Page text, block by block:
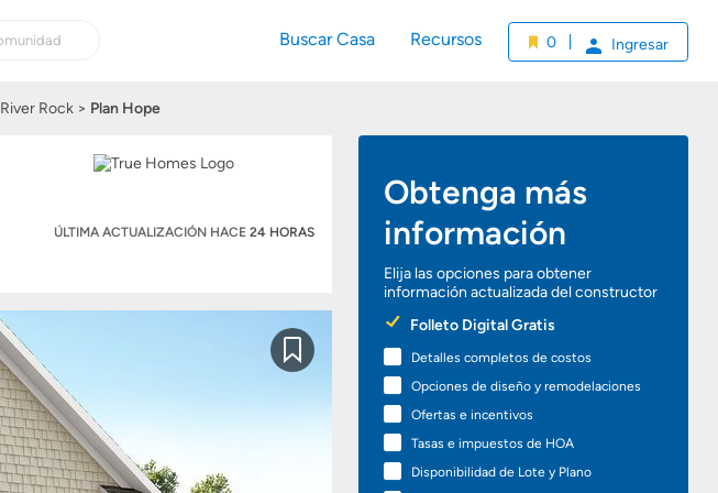
Buscar Casa Recursos 0 Ingresar
River Rock Plan Hope
ÚLTIMA ACTUALIZACIÓN HACE 24 HORAS
Obtenga más
información
Elija las opciones para obtener
información actualizada del constructor
Preferred
Options
Folleto Digital Gratis
Detalles completos de costos
Opciones de diseño y remodelaciones
Ofertas e incentivos
Tasas e impuestos de HOA
Disponibilidad de Lote y Plano
Guardar